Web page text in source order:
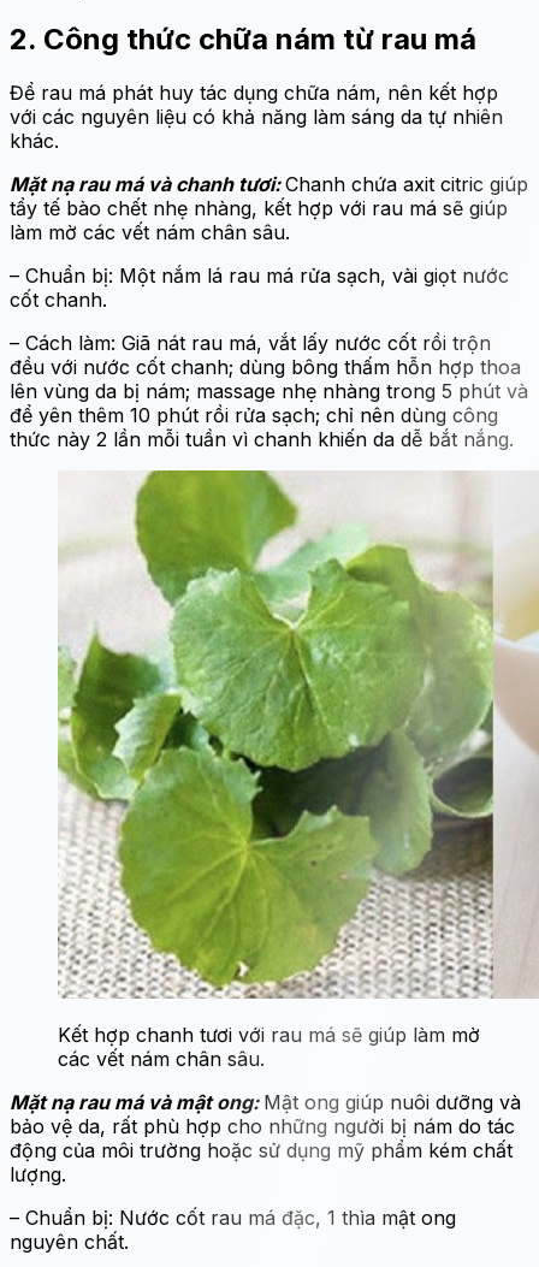
2. Công thức chữa nám từ rau má
Để rau má phát huy tác dụng chữa nám, nên kết hợp
với các nguyên liệu có khả năng làm sáng da tự nhiên
khác.
Mặt nạ rau má và chanh tươi:Chanh chứa axit citric giúp
tẩy tế bào chết nhẹ nhàng, kết hợp với rau má sẽ giúp
làm mờ các vết nám chân sâu.
– Chuẩn bị: Một nắm lá rau má rửa sạch, vài giọt nước
cốt chanh.
– Cách làm: Giã nát rau má, vắt lấy nước cốt rồi trộn
đều với nước cốt chanh; dùng bông thấm hỗn hợp thoa
lên vùng da bị nám; massage nhẹ nhàng trong 5 phút và
để yên thêm 10 phút rồi rửa sạch; chỉ nên dùng công
thức này 2 lần mỗi tuần vì chanh khiến da dễ bắt nắng.
Kết hợp chanh tươi với rau má sẽ giúp làm mờ
các vết nám chân sâu.
Mặt nạ rau má và mật ong: Mật ong giúp nuôi dưỡng và
bảo vệ da, rất phù hợp cho những người bị nám do tác
động của môi trường hoặc sử dụng mỹ phẩm kém chất
lượng.
– Chuẩn bị: Nước cốt rau má đặc, 1 thìa mật ong
nguyên chất.